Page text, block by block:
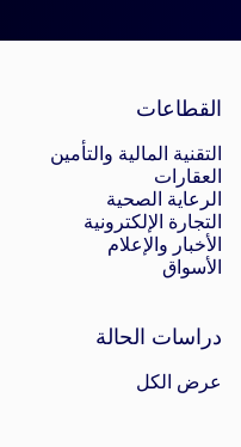
Site menu
القطاعات
التقنية المالية والتأمين
العقارات
الرعاية الصحية
التجارة الإلكترونية
الأخبار والإعلام
الأسواق
دراسات الحالة
عرض الكل